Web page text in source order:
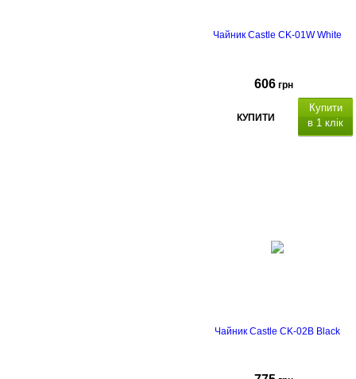
Чайник Castle CK-01W White
606 грн
КУПИТИ
Купити
в 1 клік
Чайник Castle CK-02B Black